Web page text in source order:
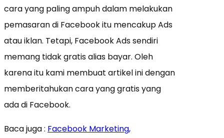
cara yang paling ampuh dalam melakukan
pemasaran di Facebook itu mencakup Ads
atau iklan. Tetapi, Facebook Ads sendiri
memang tidak gratis alias bayar. Oleh
karena itu kami membuat artikel ini dengan
memberitahukan cara yang gratis yang
ada di Facebook.
Baca juga : Facebook Marketing,